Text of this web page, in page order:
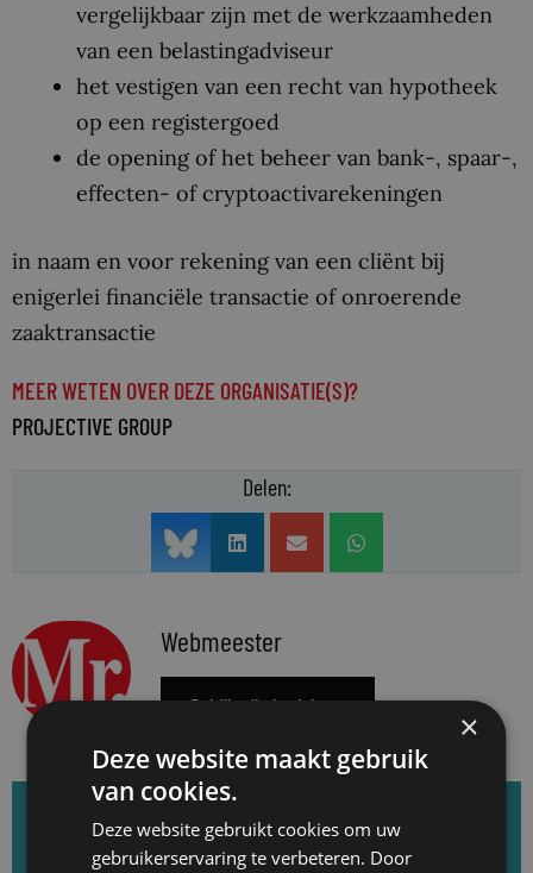
vergelijkbaar zijn met de werkzaamheden
van een belastingadviseur
het vestigen van een recht van hypotheek
op een registergoed
de opening of het beheer van bank-, spaar-,
effecten- of cryptoactivarekeningen
in naam en voor rekening van een cliënt bij
enigerlei financiële transactie of onroerende
zaaktransactie
MEER WETEN OVER DEZE ORGANISATIE(S)?
PROJECTIVE GROUP
Delen:
Webmeester
Bekijk alle berichten
Het belangrijkste nieuws wekelijks in uw inbox?
×
Deze website maakt gebruik
van cookies.
Deze website gebruikt cookies om uw
gebruikerservaring te verbeteren. Door